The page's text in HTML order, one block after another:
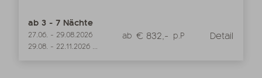
ab 3 - 7 Nächte
27.06. - 29.08.2026
29.08. - 22.11.2026 ...
ab € 832,- p.P Detail